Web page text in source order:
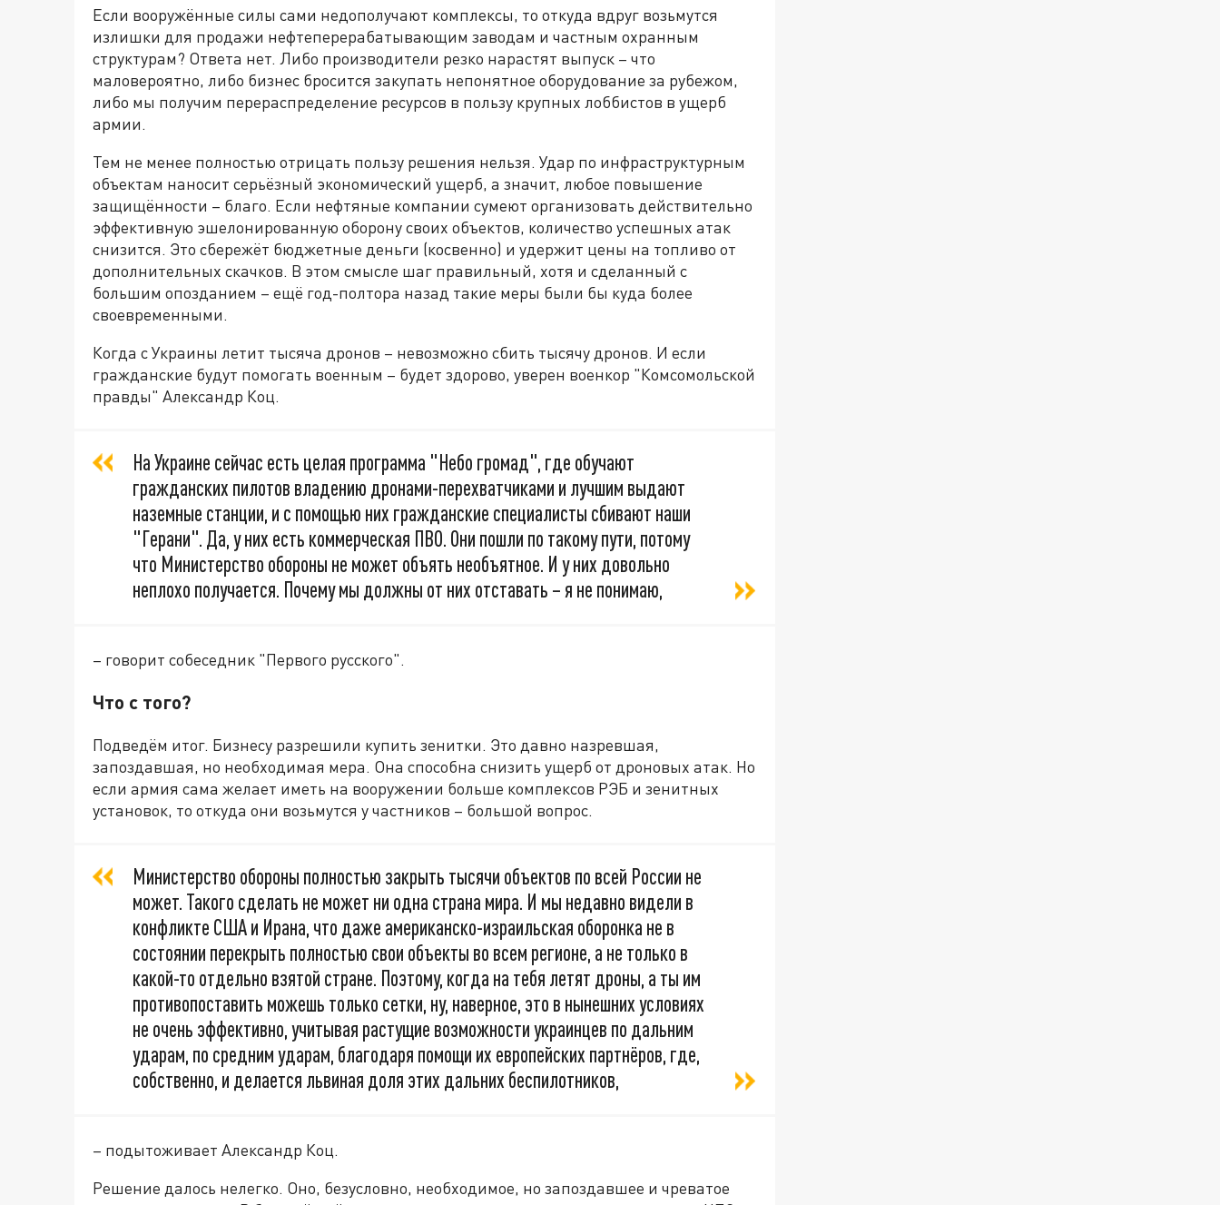
Если вооружённые силы сами недополучают комплексы, то откуда вдруг возьмутся
излишки для продажи нефтеперерабатывающим заводам и частным охранным
структурам? Ответа нет. Либо производители резко нарастят выпуск – что
маловероятно, либо бизнес бросится закупать непонятное оборудование за рубежом,
либо мы получим перераспределение ресурсов в пользу крупных лоббистов в ущерб
армии.
Тем не менее полностью отрицать пользу решения нельзя. Удар по инфраструктурным
объектам наносит серьёзный экономический ущерб, а значит, любое повышение
защищённости – благо. Если нефтяные компании сумеют организовать действительно
эффективную эшелонированную оборону своих объектов, количество успешных атак
снизится. Это сбережёт бюджетные деньги (косвенно) и удержит цены на топливо от
дополнительных скачков. В этом смысле шаг правильный, хотя и сделанный с
большим опозданием – ещё год-полтора назад такие меры были бы куда более
своевременными.
Когда с Украины летит тысяча дронов – невозможно сбить тысячу дронов. И если
гражданские будут помогать военным – будет здорово, уверен военкор "Комсомольской
правды" Александр Коц.
На Украине сейчас есть целая программа "Небо громад", где обучают
гражданских пилотов владению дронами-перехватчиками и лучшим выдают
наземные станции, и с помощью них гражданские специалисты сбивают наши
"Герани". Да, у них есть коммерческая ПВО. Они пошли по такому пути, потому
что Министерство обороны не может объять необъятное. И у них довольно
неплохо получается. Почему мы должны от них отставать – я не понимаю,
– говорит собеседник "Первого русского".
Что с того?
Подведём итог. Бизнесу разрешили купить зенитки. Это давно назревшая,
запоздавшая, но необходимая мера. Она способна снизить ущерб от дроновых атак. Но
если армия сама желает иметь на вооружении больше комплексов РЭБ и зенитных
установок, то откуда они возьмутся у частников – большой вопрос.
Министерство обороны полностью закрыть тысячи объектов по всей России не
может. Такого сделать не может ни одна страна мира. И мы недавно видели в
конфликте США и Ирана, что даже американско-израильская оборонка не в
состоянии перекрыть полностью свои объекты во всем регионе, а не только в
какой-то отдельно взятой стране. Поэтому, когда на тебя летят дроны, а ты им
противопоставить можешь только сетки, ну, наверное, это в нынешних условиях
не очень эффективно, учитывая растущие возможности украинцев по дальним
ударам, по средним ударам, благодаря помощи их европейских партнёров, где,
собственно, и делается львиная доля этих дальних беспилотников,
– подытоживает Александр Коц.
Решение далось нелегко. Оно, безусловно, необходимое, но запоздавшее и чреватое